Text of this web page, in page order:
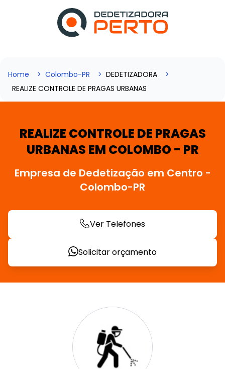
Home Colombo-PR
DEDETIZADORA
REALIZE CONTROLE DE PRAGAS URBANAS
REALIZE CONTROLE DE PRAGAS
URBANAS EM COLOMBO - PR
Empresa de Dedetização em Centro -
Colombo-PR
Ver Telefones
Solicitar orçamento